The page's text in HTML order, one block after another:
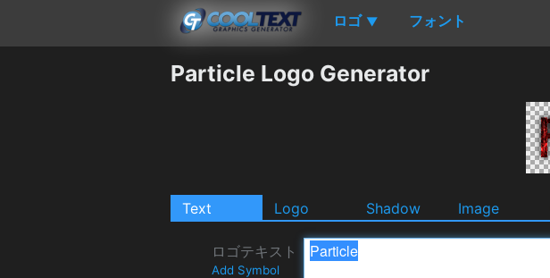
ロゴ ▼ フォント
Particle Logo Generator
Text Logo Shadow Image
ロゴテキスト
Add Symbol